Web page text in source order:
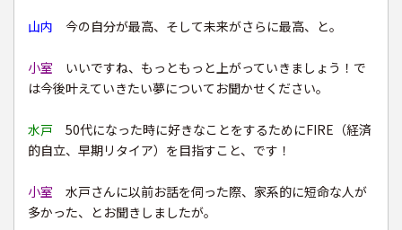
山内 今の自分が最高、そして未来がさらに最高、と。
小室 いいですね、もっともっと上がっていきましょう！で
は今後叶えていきたい夢についてお聞かせください。
水戸 50代になった時に好きなことをするためにFIRE（経済
的自立、早期リタイア）を目指すこと、です！
小室 水戸さんに以前お話を伺った際、家系的に短命な人が
多かった、とお聞きしましたが。